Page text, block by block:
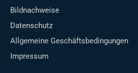
Bildnachweise
Datenschutz
Allgemeine Geschäftsbedingungen
Impressum